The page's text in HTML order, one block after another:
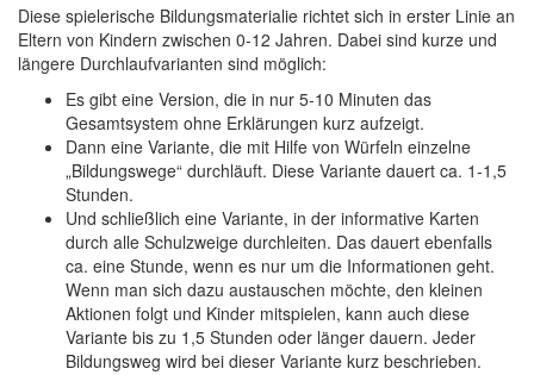
Diese spielerische Bildungsmaterialie richtet sich in erster Linie an
Eltern von Kindern zwischen 0-12 Jahren. Dabei sind kurze und
längere Durchlaufvarianten sind möglich:
Es gibt eine Version, die in nur 5-10 Minuten das
Gesamtsystem ohne Erklärungen kurz aufzeigt.
Dann eine Variante, die mit Hilfe von Würfeln einzelne
„Bildungswege“ durchläuft. Diese Variante dauert ca. 1-1,5
Stunden.
Und schließlich eine Variante, in der informative Karten
durch alle Schulzweige durchleiten. Das dauert ebenfalls
ca. eine Stunde, wenn es nur um die Informationen geht.
Wenn man sich dazu austauschen möchte, den kleinen
Aktionen folgt und Kinder mitspielen, kann auch diese
Variante bis zu 1,5 Stunden oder länger dauern. Jeder
Bildungsweg wird bei dieser Variante kurz beschrieben.